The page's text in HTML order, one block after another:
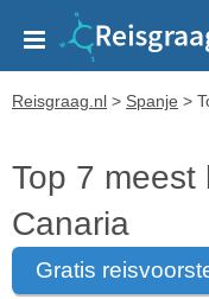
Reisgraag.nl > Spanje >
Top 7 meest
Canaria
gratis